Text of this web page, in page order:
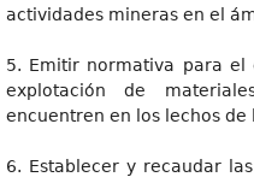
actividades mineras en el
5. Emitir normativa para el
explotación de
encuentren en los lechos de
6. Establecer y recaudar